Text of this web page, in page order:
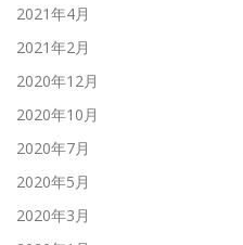
2021年4月
2021年2月
2020年12月
2020年10月
2020年7月
2020年5月
2020年3月